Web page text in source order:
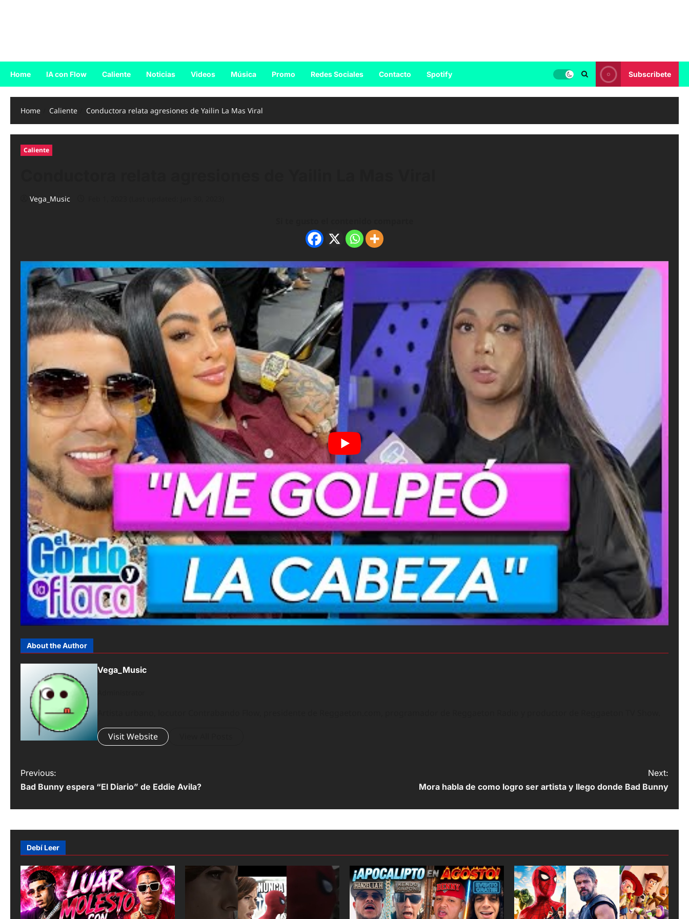
Home IA con Flow Caliente Noticias Videos Música Promo Redes Sociales Contacto Spotify Subscribete
Home Caliente Conductora relata agresiones de Yailin La Mas Viral
Caliente
Vega_Music
About the Author
Vega_Music
Visit Website
P
o
s
t
n
a
v
i
Previous:
Bad Bunny espera “El Diario” de Eddie Avila?
Next:
Mora habla de como logro ser artista y llego donde Bad Bunny
Debí Leer